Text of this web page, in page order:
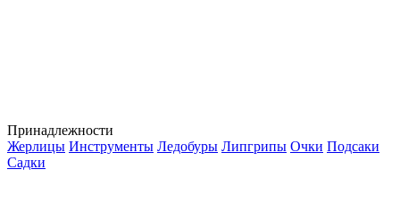
Принадлежности
Жерлицы Инструменты Ледобуры Липгрипы Очки Подсаки
Садки